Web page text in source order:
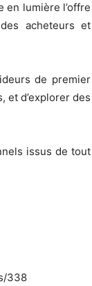
en lumière l’offre
acheteurs et
de premier
d’explorer des
issus de tout
338